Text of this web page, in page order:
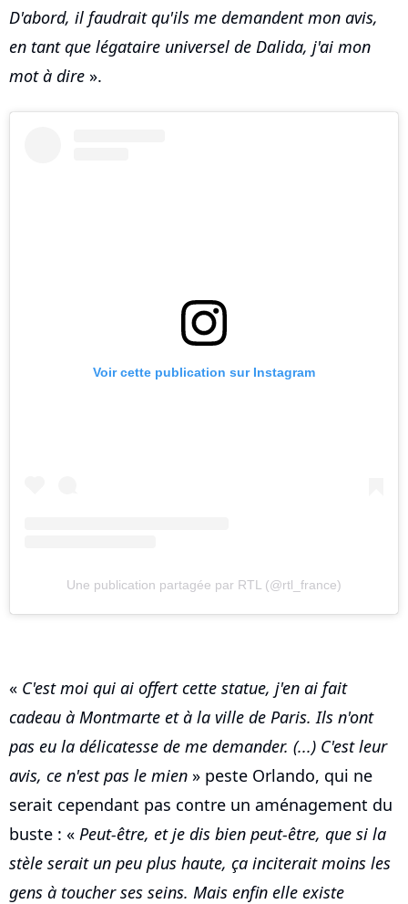
D'abord, il faudrait qu'ils me demandent mon avis,
en tant que légataire universel de Dalida, j'ai mon
mot à dire ».
Voir cette publication sur Instagram
Une publication partagée par RTL (@rtl_france)
« C'est moi qui ai offert cette statue, j'en ai fait
cadeau à Montmarte et à la ville de Paris. Ils n'ont
pas eu la délicatesse de me demander. (...) C'est leur
avis, ce n'est pas le mien » peste Orlando, qui ne
serait cependant pas contre un aménagement du
buste : « Peut-être, et je dis bien peut-être, que si la
stèle serait un peu plus haute, ça inciterait moins les
gens à toucher ses seins. Mais enfin elle existe